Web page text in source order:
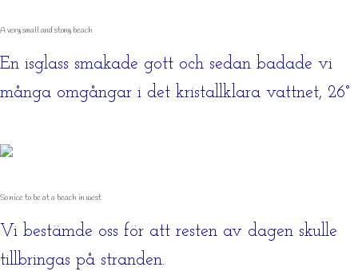
A very small and stony beach
En isglass smakade gott och sedan badade vi
många omgångar i det kristallklara vattnet, 26°
So nice to be at a beach in west
Vi bestämde oss för att resten av dagen skulle
tillbringas på stranden.